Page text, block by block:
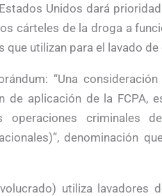
Unidos dará
cárteles de la droga a
utilizan para el lavado de
“Una
de aplicación de la FCPA,
criminales
denominación
utiliza lavadores